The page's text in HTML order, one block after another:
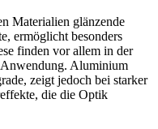
Materialien glänzende
ermöglicht besonders
finden vor allem in der
Aluminium
zeigt jedoch bei starker
die die Optik